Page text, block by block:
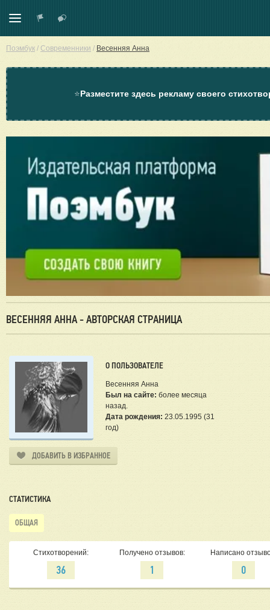
Поэмбук / Современники / Весенняя Анна
⭐Разместите здесь рекламу своего
ВЕСЕННЯЯ АННА - АВТОРСКАЯ СТРАНИЦА
О ПОЛЬЗОВАТЕЛЕ
Весенняя Анна
Был на сайте: более месяца
назад.
Дата рождения: 23.05.1995 (31
год)
ДОБАВИТЬ В ИЗБРАННОЕ
СТАТИСТИКА
ОБЩАЯ
Стихотворений:
36
Получено отзывов:
1
Написано
0